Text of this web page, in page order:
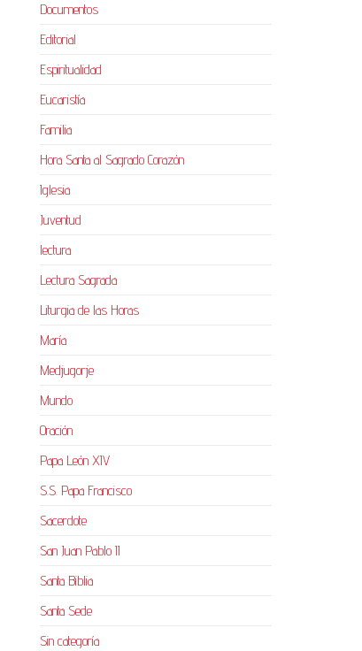
Documentos
Editorial
Espiritualidad
Eucaristía
Familia
Hora Santa al Sagrado Corazón
Iglesia
Juventud
lectura
Lectura Sagrada
Liturgia de las Horas
María
Medjugorje
Mundo
Oración
Papa León XIV
S.S. Papa Francisco
Sacerdote
San Juan Pablo II
Santa Biblia
Santa Sede
Sin categoría